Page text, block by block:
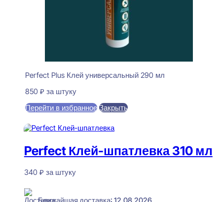
Perfect Plus Клей универсальный 290 мл
850 ₽ за штуку
Перейти в избранное Закрыть
Perfect Клей-шпатлевка 310 мл
340 ₽ за штуку